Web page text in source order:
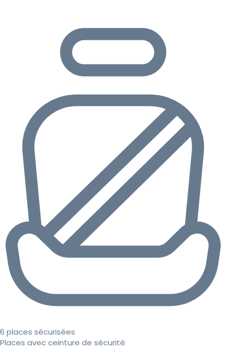
6 places sécurisées
Places avec ceinture de sécurité